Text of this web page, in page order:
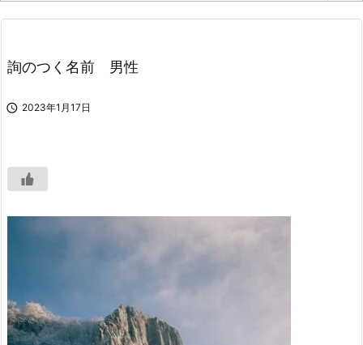

詢のつく名前 男性
 2023年1月17日